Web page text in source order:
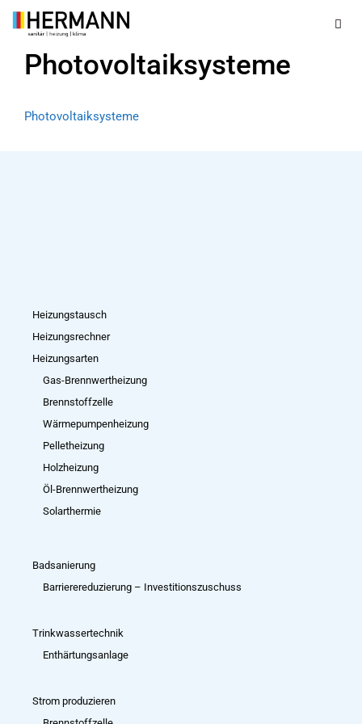
Zum
Inhalt
Photovoltaiksysteme
Photovoltaiksysteme
Heizungstausch
Heizungsrechner
Heizungsarten
Gas-Brennwertheizung
Brennstoffzelle
Wärmepumpenheizung
Pelletheizung
Holzheizung
Öl-Brennwertheizung
Solarthermie
Badsanierung
Barrierereduzierung – Investitions­zuschuss
Trinkwassertechnik
Enthärtungsanlage
Strom produzieren